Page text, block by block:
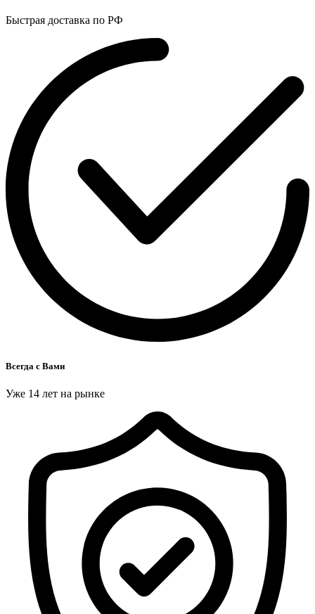
Быстрая доставка по РФ
Всегда с Вами
Уже 14 лет на рынке